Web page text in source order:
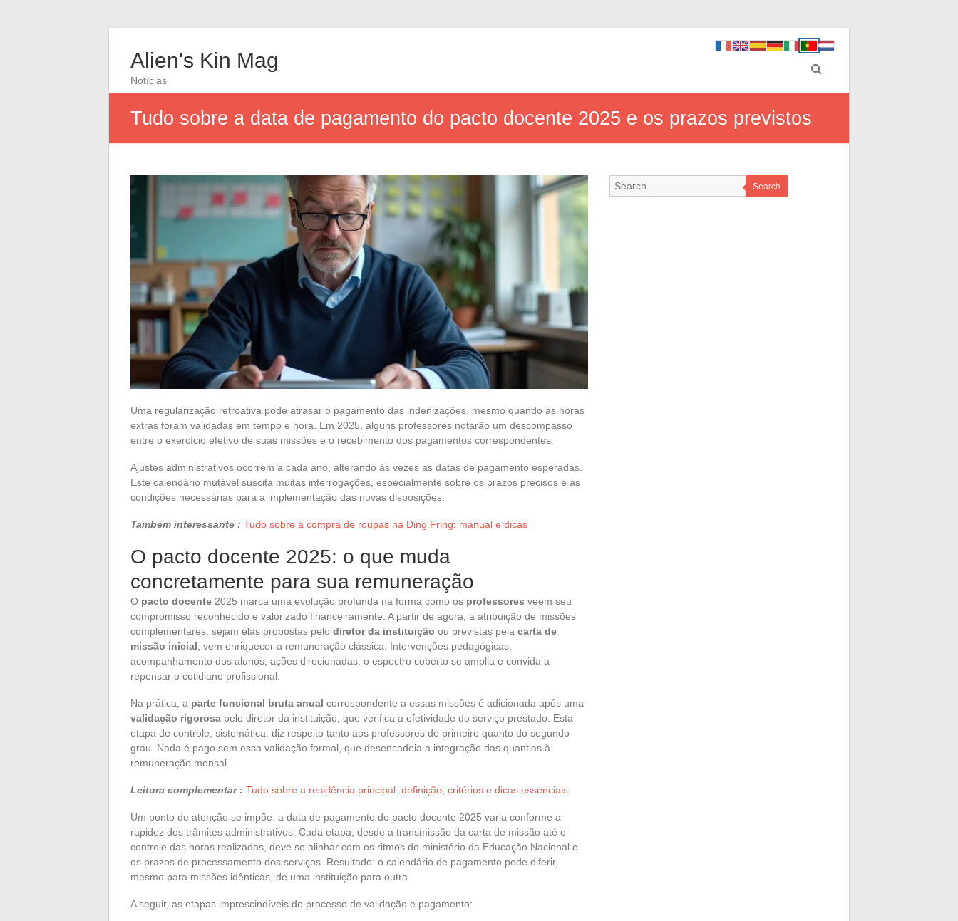
Alien's Kin Mag
Notícias
Tudo sobre a data de pagamento do pacto docente 2025 e os prazos previstos
Uma regularização retroativa pode atrasar o pagamento das indenizações, mesmo quando as horas
extras foram validadas em tempo e hora. Em 2025, alguns professores notarão um descompasso
entre o exercício efetivo de suas missões e o recebimento dos pagamentos correspondentes.
Ajustes administrativos ocorrem a cada ano, alterando às vezes as datas de pagamento esperadas.
Este calendário mutável suscita muitas interrogações, especialmente sobre os prazos precisos e as
condições necessárias para a implementação das novas disposições.
Também interessante : Tudo sobre a compra de roupas na Ding Fring: manual e dicas
O pacto docente 2025: o que muda
concretamente para sua remuneração
O pacto docente 2025 marca uma evolução profunda na forma como os professores veem seu
compromisso reconhecido e valorizado financeiramente. A partir de agora, a atribuição de missões
complementares, sejam elas propostas pelo diretor da instituição ou previstas pela carta de
missão inicial , vem enriquecer a remuneração clássica. Intervenções pedagógicas,
acompanhamento dos alunos, ações direcionadas: o espectro coberto se amplia e convida a
repensar o cotidiano profissional.
Na prática, a parte funcional bruta anual correspondente a essas missões é adicionada após uma
validação rigorosa pelo diretor da instituição, que verifica a efetividade do serviço prestado. Esta
etapa de controle, sistemática, diz respeito tanto aos professores do primeiro quanto do segundo
grau. Nada é pago sem essa validação formal, que desencadeia a integração das quantias à
remuneração mensal.
Leitura complementar : Tudo sobre a residência principal: definição, critérios e dicas essenciais
Um ponto de atenção se impõe: a data de pagamento do pacto docente 2025 varia conforme a
rapidez dos trâmites administrativos. Cada etapa, desde a transmissão da carta de missão até o
controle das horas realizadas, deve se alinhar com os ritmos do ministério da Educação Nacional e
os prazos de processamento dos serviços. Resultado: o calendário de pagamento pode diferir,
mesmo para missões idênticas, de uma instituição para outra.
A seguir, as etapas imprescindíveis do processo de validação e pagamento:
Search